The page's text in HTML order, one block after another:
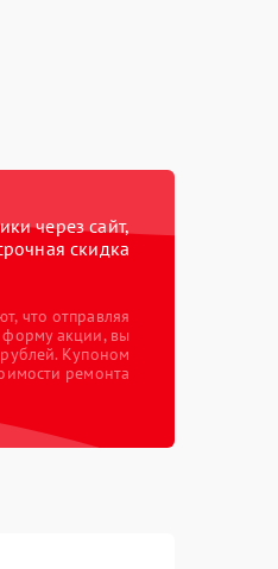
через сайт,
скидка
что отправляя
форму акции, вы
Купоном
ремонта